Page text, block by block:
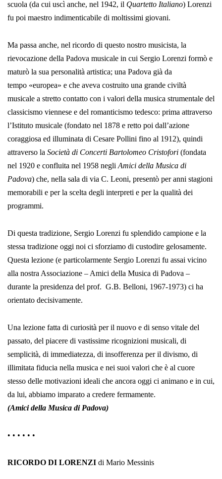
scuola (da cui uscì anche, nel 1942, il Quartetto Italiano) Lorenzi
fu poi maestro indimenticabile di moltissimi giovani.
Ma passa anche, nel ricordo di questo nostro musicista, la
rievocazione della Padova musicale in cui Sergio Lorenzi formò e
maturò la sua personalità artistica; una Padova già da
tempo «europea» e che aveva costruito una grande civiltà
musicale a stretto contatto con i valori della musica strumentale del
classicismo viennese e del romanticismo tedesco: prima attraverso
l’Istituto musicale (fondato nel 1878 e retto poi dall’azione
coraggiosa ed illuminata di Cesare Pollini fino al 1912), quindi
attraverso la Società di Concerti Bartolomeo Cristofori (fondata
nel 1920 e confluita nel 1958 negli Amici della Musica di
Padova) che, nella sala di via C. Leoni, presentò per anni stagioni
memorabili e per la scelta degli interpreti e per la qualità dei
programmi.
Di questa tradizione, Sergio Lorenzi fu splendido campione e la
stessa tradizione oggi noi ci sforziamo di custodire gelosamente.
Questa lezione (e particolarmente Sergio Lorenzi fu assai vicino
alla nostra Associazione – Amici della Musica di Padova –
durante la presidenza del prof. G.B. Belloni, 1967-1973) ci ha
orientato decisivamente.
Una lezione fatta di curiosità per il nuovo e di senso vitale del
passato, del piacere di vastissime ricognizioni musicali, di
semplicità, di immediatezza, di insofferenza per il divismo, di
illimitata fiducia nella musica e nei suoi valori che è al cuore
stesso delle motivazioni ideali che ancora oggi ci animano e in cui,
da lui, abbiamo imparato a credere fermamente.
(Amici della Musica di Padova)
• • • • • •
RICORDO DI LORENZI di Mario Messinis